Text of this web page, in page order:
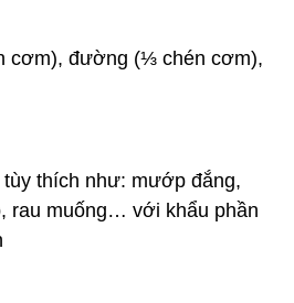
cơm), đường (⅓ chén cơm),
thích như: mướp đắng,
rau muống… với khẩu phần